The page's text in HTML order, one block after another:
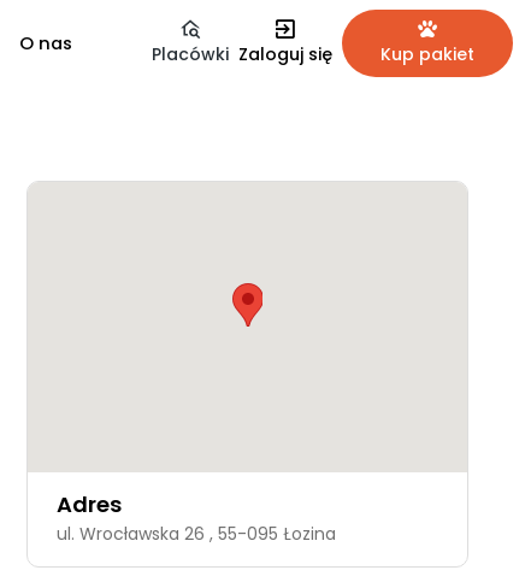
O nas Placówki Zaloguj się Kup pakiet
Adres
ul. Wrocławska 26 , 55-095 Łozina